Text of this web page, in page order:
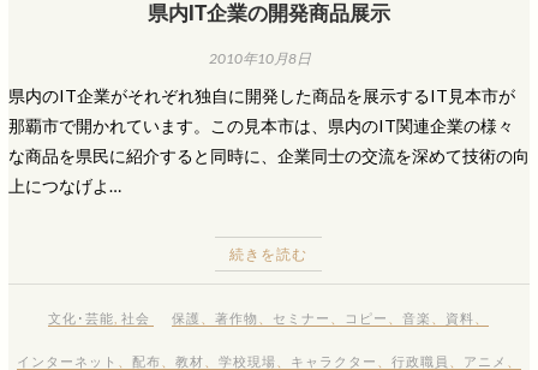
県内IT企業の開発商品展示
2010年10月8日
県内のIT企業がそれぞれ独自に開発した商品を展示するIT見本市が
那覇市で開かれています。この見本市は、県内のIT関連企業の様々
な商品を県民に紹介すると同時に、企業同士の交流を深めて技術の向
上につなげよ…
続きを読む
文化･芸能 ,社会 保護 、著作物 セミナー コピー 音楽 資料
インターネット 配布 教材 学校現場 キャラクター 行政職員 アニメ